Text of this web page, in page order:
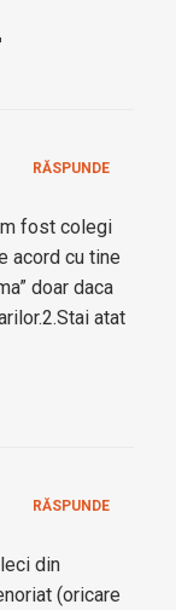
fost colegi
acord cu tine
doar daca
atat
RĂSPUNDE
din
(oricare
RĂSPUNDE